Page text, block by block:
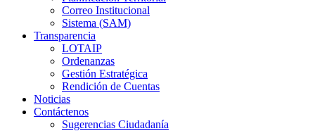
Correo Institucional
Sistema (SAM)
Transparencia
LOTAIP
Ordenanzas
Gestión Estratégica
Rendición de Cuentas
Noticias
Contáctenos
Sugerencias Ciudadanía